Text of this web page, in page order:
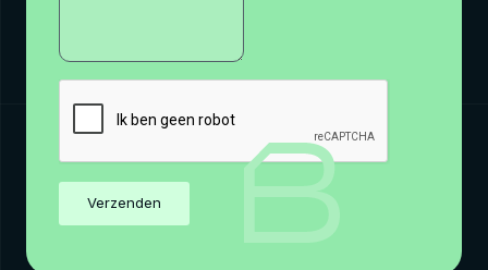
Verzenden